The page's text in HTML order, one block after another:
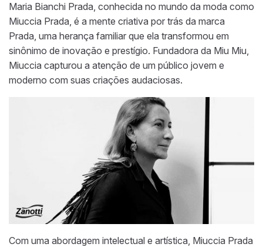
Maria Bianchi Prada, conhecida no mundo da moda como
Miuccia Prada, é a mente criativa por trás da marca
Prada, uma herança familiar que ela transformou em
sinônimo de inovação e prestígio. Fundadora da Miu Miu,
Miuccia capturou a atenção de um público jovem e
moderno com suas criações audaciosas.
Com uma abordagem intelectual e artística, Miuccia Prada